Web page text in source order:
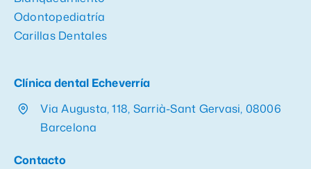
Odontopediatría
Carillas Dentales
Clínica dental Echeverría
Via Augusta, 118, Sarrià-Sant Gervasi, 08006
Barcelona
Contacto